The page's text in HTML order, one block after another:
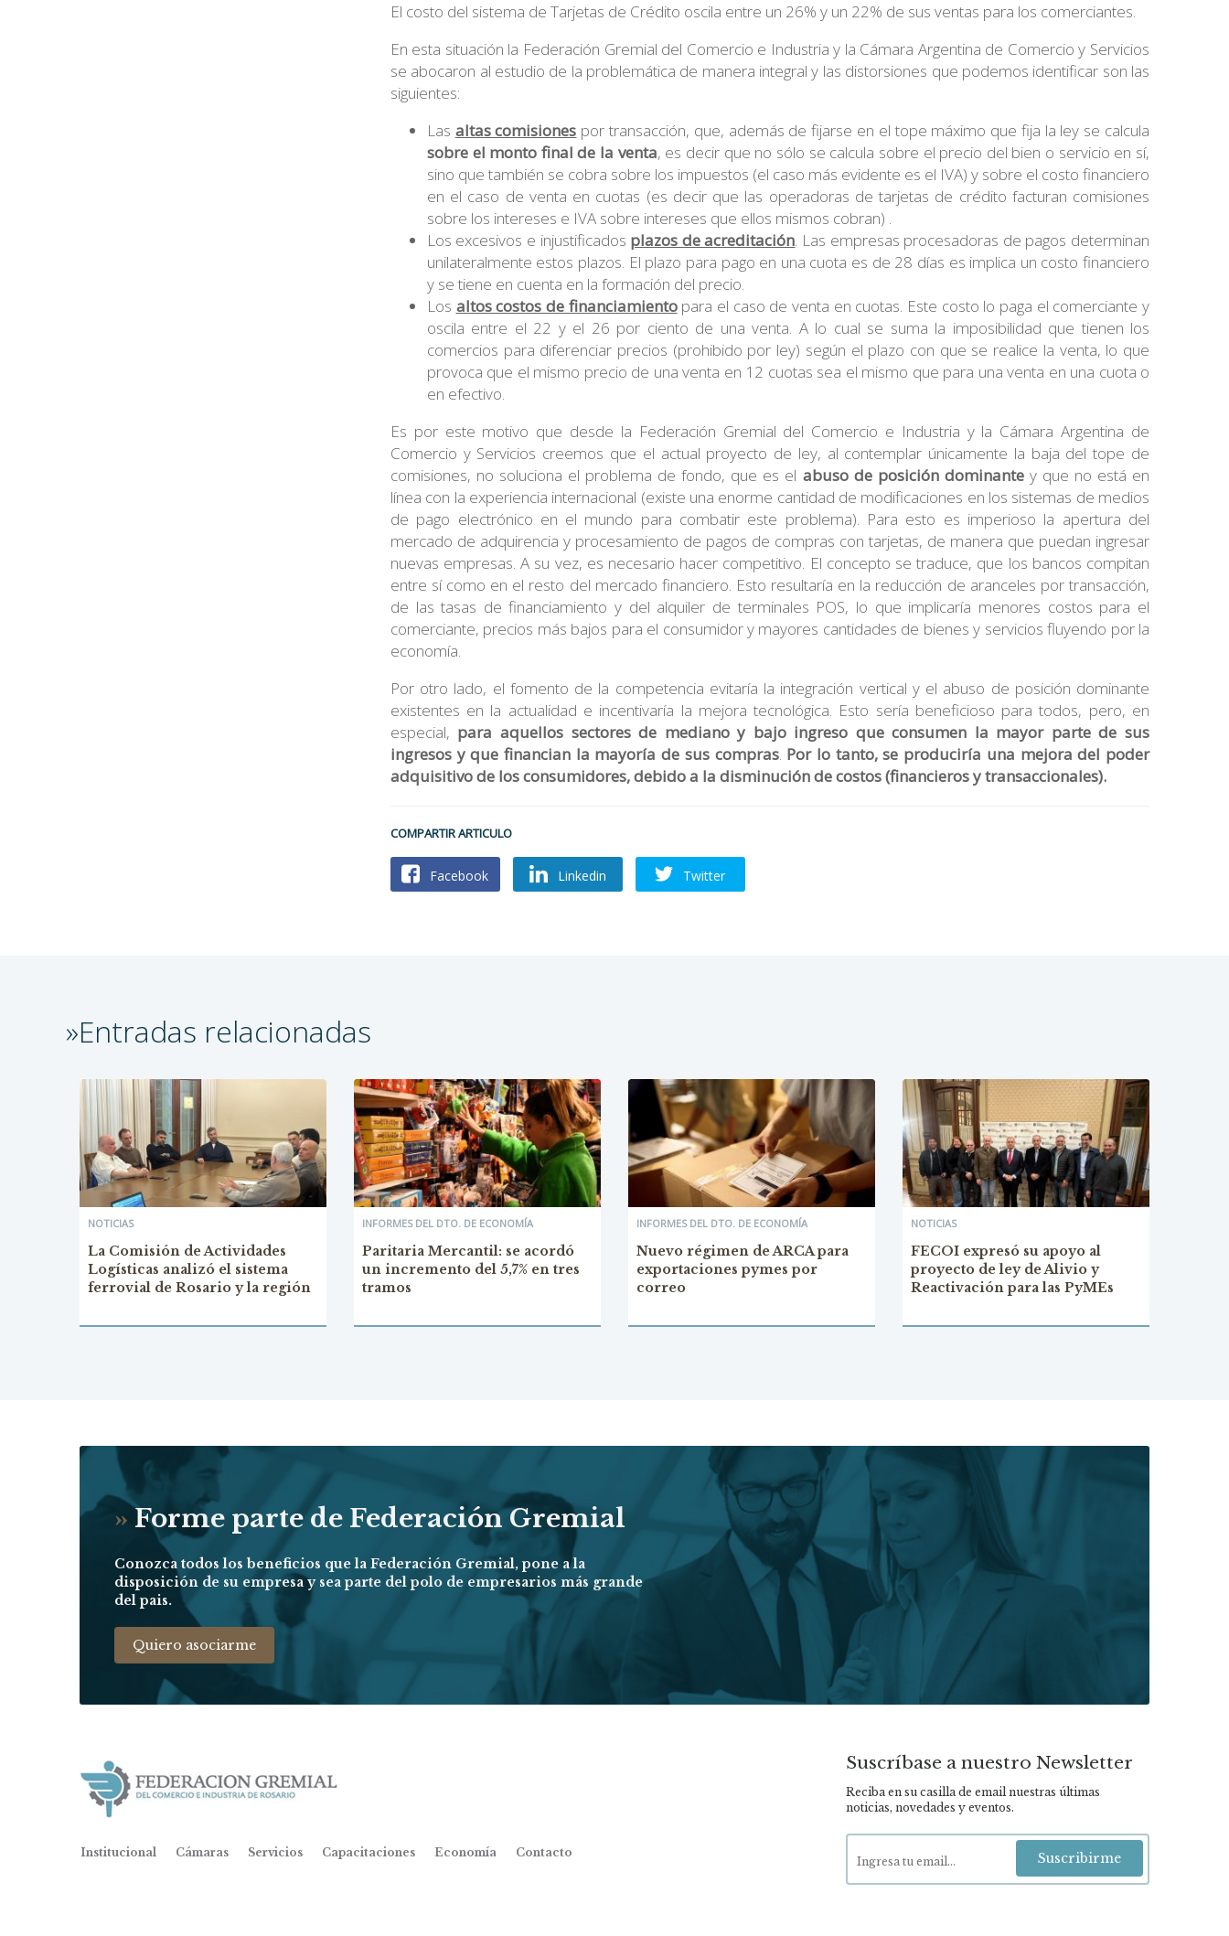
El costo del sistema de Tarjetas de Crédito oscila entre un 26% y un 22% de sus ventas para los comerciantes.
En esta situación la Federación Gremial del Comercio e Industria y la Cámara Argentina de Comercio y Servicios
se abocaron al estudio de la problemática de manera integral y las distorsiones que podemos identificar son las
siguientes:
Las altas comisiones por transacción, que, además de fijarse en el tope máximo que fija la ley se calcula
sobre el monto final de la venta, es decir que no sólo se calcula sobre el precio del bien o servicio en sí,
sino que también se cobra sobre los impuestos (el caso más evidente es el IVA) y sobre el costo financiero
en el caso de venta en cuotas (es decir que las operadoras de tarjetas de crédito facturan comisiones
sobre los intereses e IVA sobre intereses que ellos mismos cobran) .
Los excesivos e injustificados plazos de acreditación. Las empresas procesadoras de pagos determinan
unilateralmente estos plazos. El plazo para pago en una cuota es de 28 días es implica un costo financiero
y se tiene en cuenta en la formación del precio.
Los altos costos de financiamientopara el caso de venta en cuotas. Este costo lo paga el comerciante y
oscila entre el 22 y el 26 por ciento de una venta. A lo cual se suma la imposibilidad que tienen los
comercios para diferenciar precios (prohibido por ley) según el plazo con que se realice la venta, lo que
provoca que el mismo precio de una venta en 12 cuotas sea el mismo que para una venta en una cuota o
en efectivo.
Es por este motivo que desde la Federación Gremial del Comercio e Industria y la Cámara Argentina de
Comercio y Servicios creemos que el actual proyecto de ley, al contemplar únicamente la baja del tope de
comisiones, no soluciona el problema de fondo, que es el abuso de posición dominantey que no está en
línea con la experiencia internacional (existe una enorme cantidad de modificaciones en los sistemas de medios
de pago electrónico en el mundo para combatir este problema). Para esto es imperioso la apertura del
mercado de adquirencia y procesamiento de pagos de compras con tarjetas, de manera que puedan ingresar
nuevas empresas. A su vez, es necesario hacer competitivo. El concepto se traduce, que los bancos compitan
entre sí como en el resto del mercado financiero. Esto resultaría en la reducción de aranceles por transacción,
de las tasas de financiamiento y del alquiler de terminales POS, lo que implicaría menores costos para el
comerciante, precios más bajos para el consumidor y mayores cantidades de bienes y servicios fluyendo por la
economía.
Por otro lado, el fomento de la competencia evitaría la integración vertical y el abuso de posición dominante
existentes en la actualidad e incentivaría la mejora tecnológica. Esto sería beneficioso para todos, pero, en
especial, para aquellos sectores de mediano y bajo ingreso que consumen la mayor parte de sus
ingresos y que financian la mayoría de sus compras. Por lo tanto, se produciría una mejora del poder
adquisitivo de los consumidores, debido a la disminución de costos (financieros y transaccionales).
COMPARTIR ARTICULO
Facebook Linkedin Twitter
»Entradas relacionadas
NOTICIAS
La Comisión de Actividades
Logísticas analizó el sistema
ferrovial de Rosario y la región
INFORMES DEL DTO. DE ECONOMÍA
Paritaria Mercantil: se acordó
un incremento del 5,7% en tres
tramos
INFORMES DEL DTO. DE ECONOMÍA
Nuevo régimen de ARCA para
exportaciones pymes por
correo
NOTICIAS
FECOI expresó su apoyo al
proyecto de ley de Alivio y
Reactivación para las PyMEs
» Forme parte de Federación Gremial
Conozca todos los beneficios que la Federación Gremial, pone a la
disposición de su empresa y sea parte del polo de empresarios más grande
del pais.
Quiero asociarme
Institucional Cámaras Servicios Capacitaciones Economía Contacto
Suscríbase a nuestro Newsletter
Reciba en su casilla de email nuestras últimas
noticias, novedades y eventos.
Suscribirme